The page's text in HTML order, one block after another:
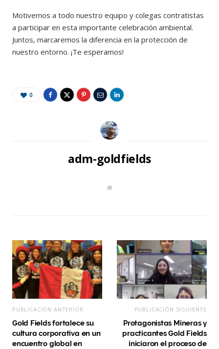
Motivemos a todo nuestro equipo y colegas contratistas
a participar en esta importante celebración ambiental.
Juntos, marcaremos la diferencia en la protección de
nuestro entorno. ¡Te esperamos!
0
adm-goldfields
W
PUBLICACIÓN ANTERIOR
Gold Fields fortalece su
cultura corporativa en un
encuentro global en
PUBLICACIÓN SIGUIENTE
Protagonistas Mineras y
practicantes Gold Fields
iniciaron el proceso de